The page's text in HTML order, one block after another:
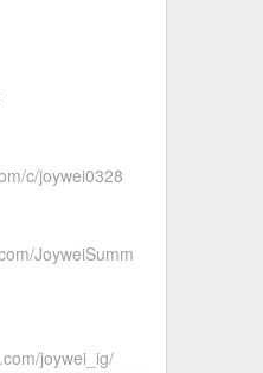
c/joywei0328
JoyweiSumm
joywei_ig/